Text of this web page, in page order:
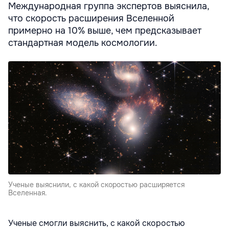
Международная группа экспертов выяснила,
что скорость расширения Вселенной
примерно на 10% выше, чем предсказывает
стандартная модель космологии.
Ученые выяснили, с какой скоростью расширяется
Вселенная.
Ученые смогли выяснить, с какой скоростью